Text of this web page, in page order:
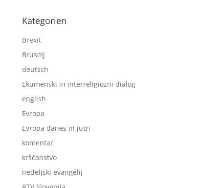
Kategorien
Brexit
Bruselj
deutsch
Ekumenski in interreligiozni dialog
english
Evropa
Evropa danes in jutri
komentar
krščanstvo
nedeljski evangelij